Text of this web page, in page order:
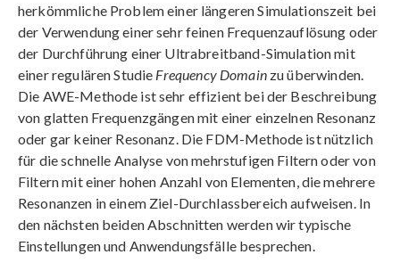
herkömmliche Problem einer längeren Simulationszeit bei
der Verwendung einer sehr feinen Frequenzauflösung oder
der Durchführung einer Ultrabreitband-Simulation mit
einer regulären Studie Frequency Domainzu überwinden.
Die AWE-Methode ist sehr effizient bei der Beschreibung
von glatten Frequenzgängen mit einer einzelnen Resonanz
oder gar keiner Resonanz. Die FDM-Methode ist nützlich
für die schnelle Analyse von mehrstufigen Filtern oder von
Filtern mit einer hohen Anzahl von Elementen, die mehrere
Resonanzen in einem Ziel-Durchlassbereich aufweisen. In
den nächsten beiden Abschnitten werden wir typische
Einstellungen und Anwendungsfälle besprechen.